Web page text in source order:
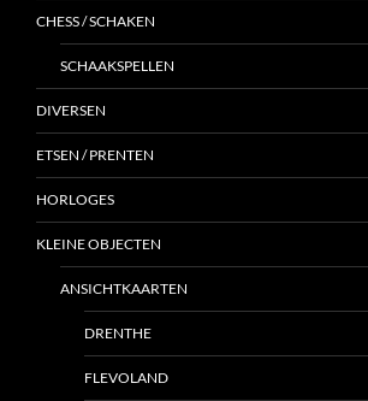
CHESS / SCHAKEN
SCHAAKSPELLEN
DIVERSEN
ETSEN / PRENTEN
HORLOGES
KLEINE OBJECTEN
ANSICHTKAARTEN
DRENTHE
FLEVOLAND